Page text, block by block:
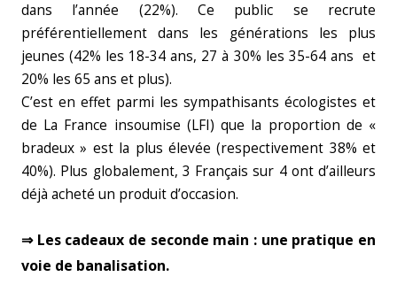
dans l’année (22%). Ce public se recrute
préférentiellement dans les générations les plus
jeunes (42% les 18-34 ans, 27 à 30% les 35-64 ans et
20% les 65 ans et plus).
C’est en effet parmi les sympathisants écologistes et
de La France insoumise (LFI) que la proportion de «
bradeux » est la plus élevée (respectivement 38% et
40%). Plus globalement, 3 Français sur 4 ont d’ailleurs
déjà acheté un produit d’occasion.
⇒ Les cadeaux de seconde main : une pratique en
voie de banalisation.